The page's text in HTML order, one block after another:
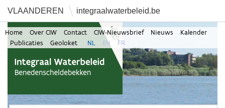
VLAANDEREN integraalwaterbeleid.be
Home Over CIW Contact CIW-Nieuwsbrief Nieuws
Kalender
Publicaties
Geoloket NL EN FR